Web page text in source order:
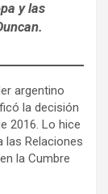
y las
argentino
la decisión
2016. Lo hice
las Relaciones
la Cumbre